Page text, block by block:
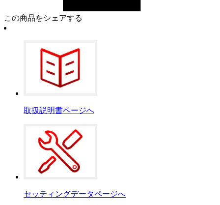
この商品をシェアする
取扱説明書ページへ
セッティングデータページへ